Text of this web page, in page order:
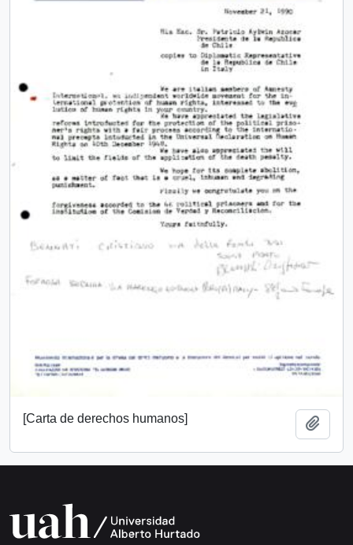
[Carta de derechos humanos]